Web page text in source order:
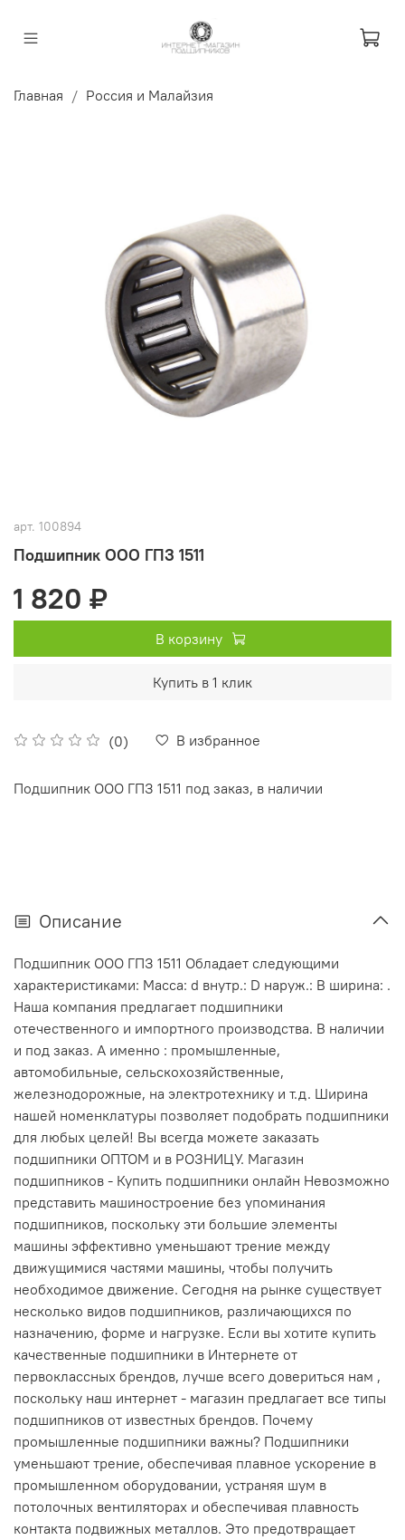
Главная Россия и Малайзия
арт. 100894
Подшипник ООО ГПЗ 1511
(0) В избранное
1 820 ₽
В корзину
Купить в 1 клик
Подшипник ООО ГПЗ 1511 под заказ, в наличии
Описание
Подшипник ООО ГПЗ 1511 Обладает следующими
характеристиками: Масса: d внутр.: D наруж.: В ширина: .
Наша компания предлагает подшипники
отечественного и импортного производства. В наличии
и под заказ. А именно : промышленные,
автомобильные, сельскохозяйственные,
железнодорожные, на электротехнику и т.д. Ширина
нашей номенклатуры позволяет подобрать подшипники
для любых целей! Вы всегда можете заказать
подшипники ОПТОМ и в РОЗНИЦУ. Магазин
подшипников - Купить подшипники онлайн Невозможно
представить машиностроение без упоминания
подшипников, поскольку эти большие элементы
машины эффективно уменьшают трение между
движущимися частями машины, чтобы получить
необходимое движение. Сегодня на рынке существует
несколько видов подшипников, различающихся по
назначению, форме и нагрузке. Если вы хотите купить
качественные подшипники в Интернете от
первоклассных брендов, лучше всего довериться нам ,
поскольку наш интернет - магазин предлагает все типы
подшипников от известных брендов. Почему
промышленные подшипники важны? Подшипники
уменьшают трение, обеспечивая плавное ускорение в
промышленном оборудовании, устраняя шум в
потолочных вентиляторах и обеспечивая плавность
контакта подвижных металлов. Это предотвращает